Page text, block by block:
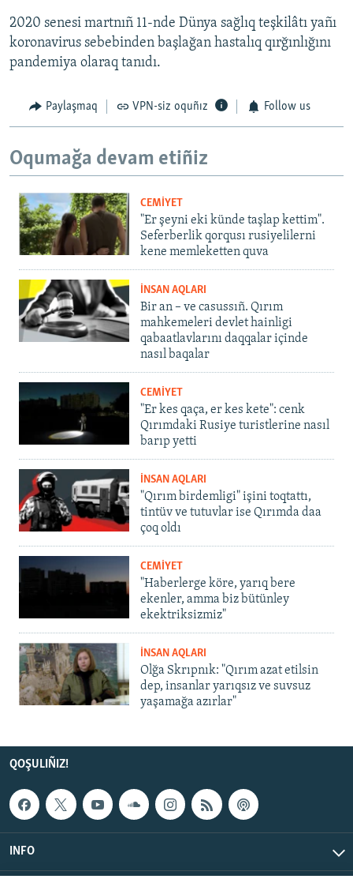
2020 senesi martnıñ 11-nde Dünya sağlıq teşkilâtı yañı
koronavirus sebebinden başlağan hastalıq qırğınlığını
pandemiya olaraq tanıdı.
Paylaşmaq VPN-siz oquñız Follow us
Oqumağa devam etiñiz
CEMİYET
"Er şeyni eki künde taşlap kettim".
Seferberlik qorqusı rusiyelilerni
kene memleketten quva
İNSAN AQLARI
Bir an – ve casussıñ. Qırım
mahkemeleri devlet hainligi
qabaatlavlarını daqqalar içinde
nasıl baqalar
CEMİYET
"Er kes qaça, er kes kete": cenk
Qırımdaki Rusiye turistlerine nasıl
barıp yetti
İNSAN AQLARI
"Qırım birdemligi" işini toqtattı,
tintüv ve tutuvlar ise Qırımda daa
çoq oldı
CEMİYET
"Haberlerge köre, yarıq bere
ekenler, amma biz bütünley
ekektriksizmiz"
İNSAN AQLARI
Olğa Skrıpnık: "Qırım azat etilsin
dep, insanlar yarıqsız ve suvsuz
yaşamağa azırlar"
QOŞULIÑIZ!
INFO